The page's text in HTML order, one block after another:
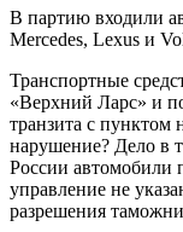
В партию входили
Mercedes, Lexus и
Транспортные
«Верхний Ларс» и
транзита с пунктом
нарушение? Дело в
России автомобили
управление не
разрешения